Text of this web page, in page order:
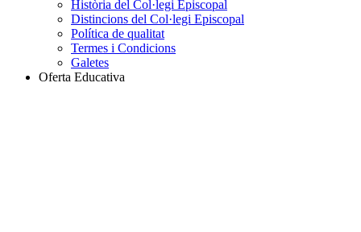
Història del Col·legi Episcopal
Distincions del Col·legi Episcopal
Política de qualitat
Termes i Condicions
Galetes
Oferta Educativa